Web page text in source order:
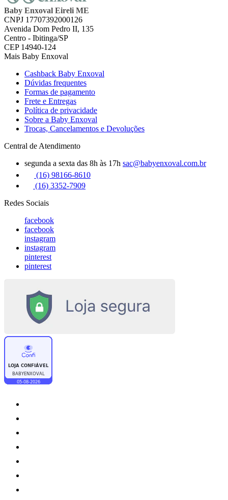
Baby Enxoval Eireli ME
CNPJ 17707392000126
Avenida Dom Pedro II, 135
Centro - Ibitinga/SP
CEP 14940-124
Mais Baby Enxoval
Cashback Baby Enxoval
Dúvidas frequentes
Formas de pagamento
Frete e Entregas
Política de privacidade
Sobre a Baby Enxoval
Trocas, Cancelamentos e Devoluções
Central de Atendimento
segunda a sexta das 8h às 17h sac@babyenxoval.com.br
(16) 98166-8610
(16) 3352-7909
Redes Sociais
facebook
facebook
instagram
instagram
pinterest
pinterest